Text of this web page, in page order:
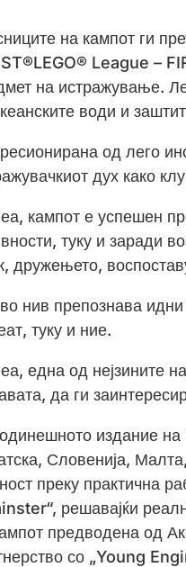
на кампот ги
League –
на истражување.
води и
од лего
дух како
кампот е успешен
туку и заради
дружењето,
нив препознава
туку и ние.
една од нејзините
да ги
издание
Словенија,
преку практична
решавајќи
предводена од
со „Young